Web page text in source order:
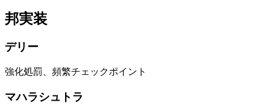
邦実装
デリー
強化処罰、頻繁チェックポイント
マハラシュトラ